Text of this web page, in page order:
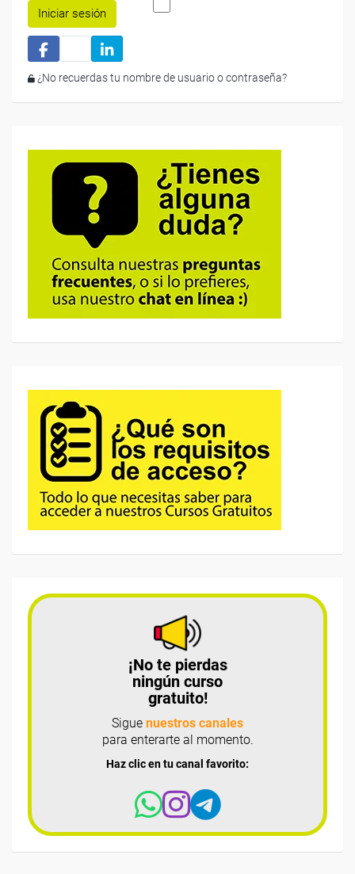
Iniciar sesión
¿No recuerdas tu nombre de usuario o contraseña?
¡No te pierdas
ningún curso
gratuito!
Sigue nuestros canales
para enterarte al momento.
Haz clic en tu canal favorito: